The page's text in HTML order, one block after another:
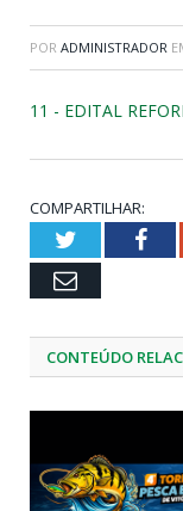
POR ADMINISTRADOR
11 - EDITAL
COMPARTILHAR:
Twitter
Email
CONTEÚDO